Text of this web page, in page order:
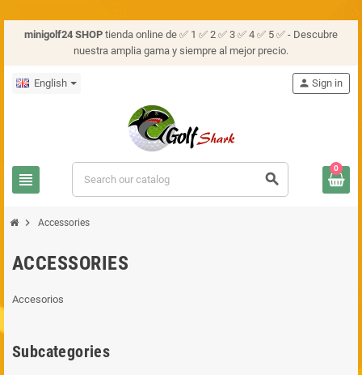
minigolf24 SHOP tienda online de ✅ 1 ✅ 2 ✅ 3 ✅ 4 ✅ 5 ✅ - Descubre
nuestra amplia gama y siempre al mejor precio.
English
view_headline search
person Sign in
0
chevron_right Accessories
ACCESSORIES
Accesorios
Subcategories